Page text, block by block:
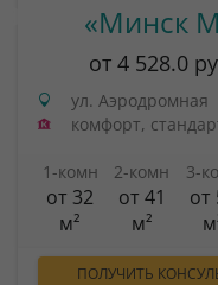
«Минск
от 4 528.0
ул. Аэродромная
комфорт,
1-комн
от 32
м²
2-комн
от 41
м²
3-
от
ПОЛУЧИТЬ